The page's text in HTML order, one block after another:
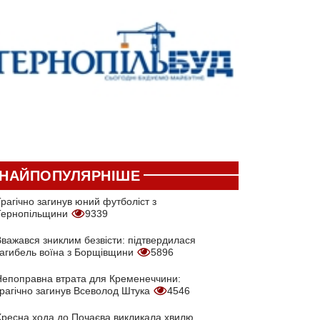
загинув юний футболіст з
9339
зниклим безвісти: підтвердилася
воїна з Борщівщини
5896
втрата для Кременеччини:
загинув Всеволод Штука
4546
хода до Почаєва викликала хвилю